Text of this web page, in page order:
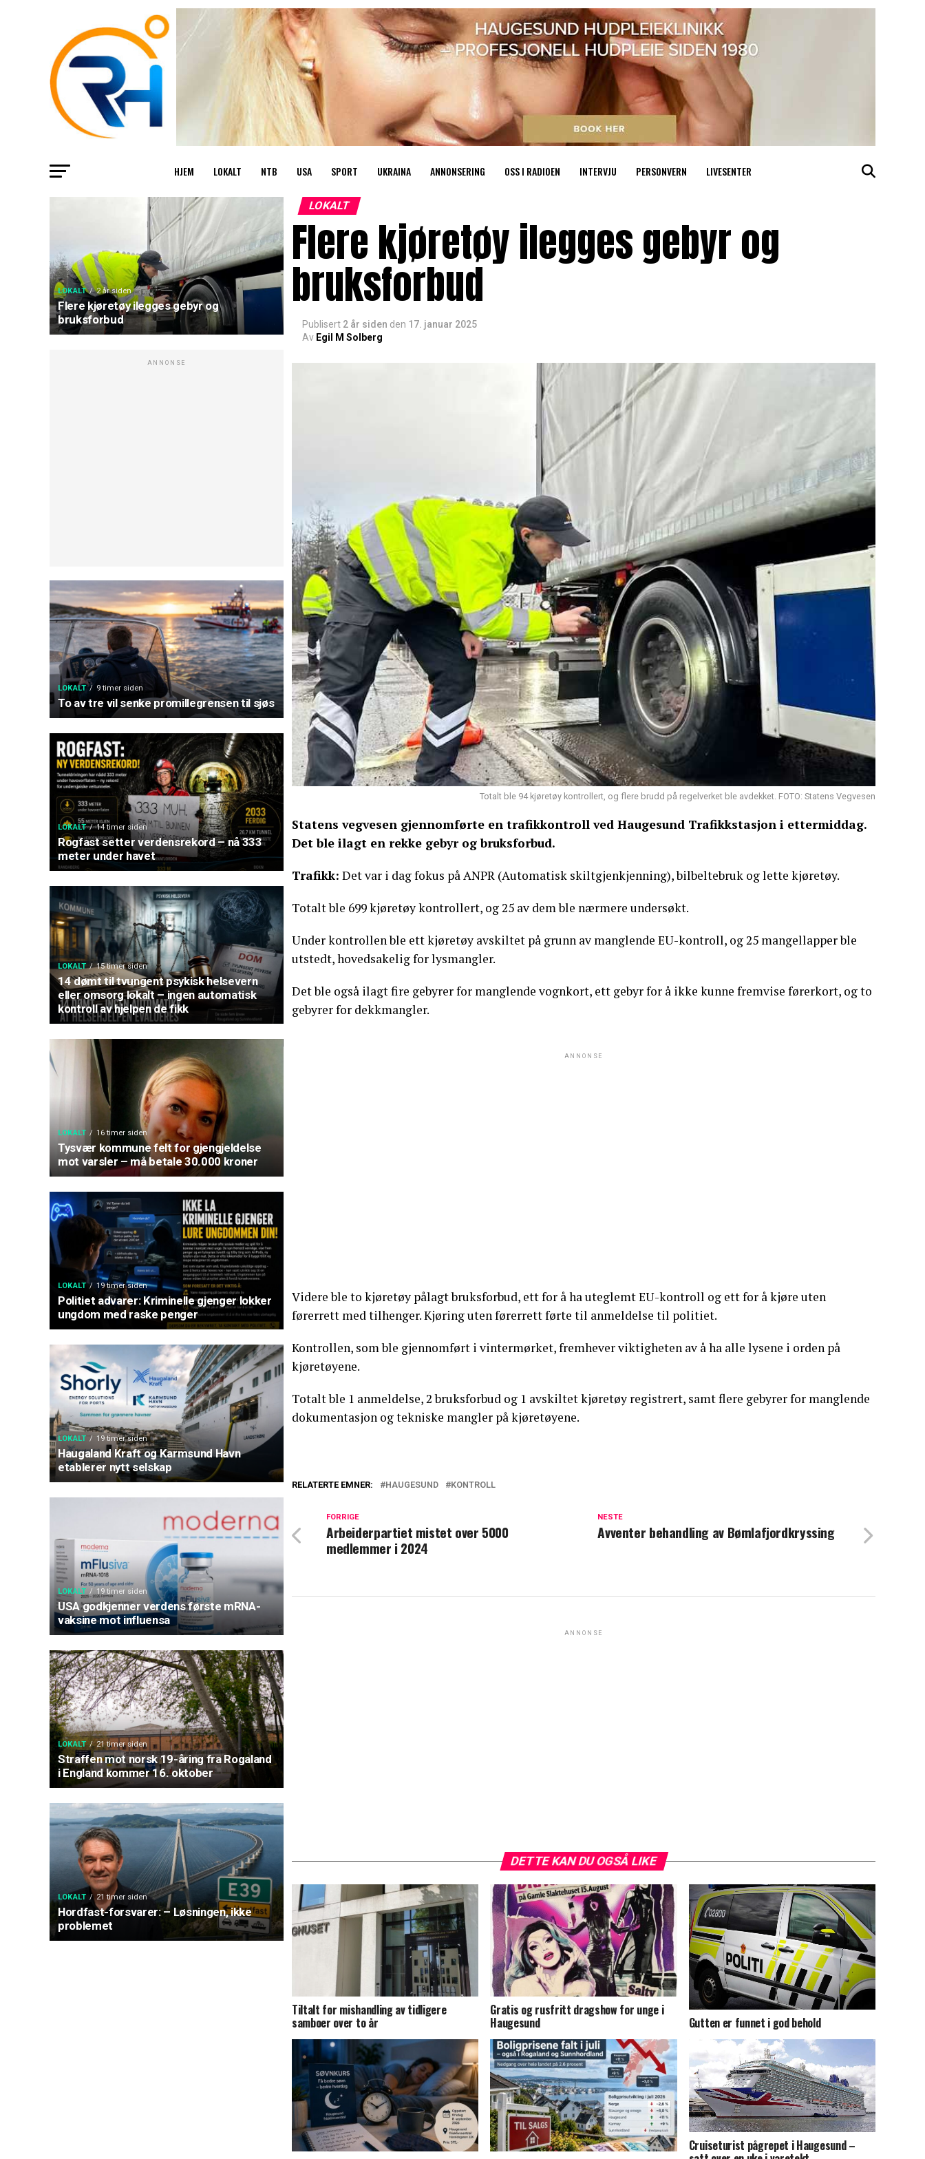
HJEM LOKALT NTB USA SPORT UKRAINA ANNONSERING OSS I RADIOEN INTERVJU PERSONVERN LIVESENTER
LOKALT 2 år siden
Flere kjøretøy ilegges gebyr og
bruksforbud
ANNONSE
LOKALT 9 timer siden
To av tre vil senke promillegrensen til sjøs
LOKALT 14 timer siden
Rogfast setter verdensrekord – nå 333
meter under havet
LOKALT 15 timer siden
14 dømt til tvungent psykisk helsevern
eller omsorg lokalt – ingen automatisk
kontroll av hjelpen de fikk
LOKALT 16 timer siden
Tysvær kommune felt for gjengjeldelse
mot varsler – må betale 30.000 kroner
LOKALT 19 timer siden
Politiet advarer: Kriminelle gjenger lokker
ungdom med raske penger
LOKALT 19 timer siden
Haugaland Kraft og Karmsund Havn
etablerer nytt selskap
LOKALT 19 timer siden
USA godkjenner verdens første mRNA-
vaksine mot influensa
LOKALT 21 timer siden
Straffen mot norsk 19-åring fra Rogaland
i England kommer 16. oktober
LOKALT 21 timer siden
Hordfast-forsvarer: – Løsningen, ikke
problemet
LOKALT
Flere kjøretøy ilegges gebyr og
bruksforbud
Publisert 2 år siden den 17. januar 2025
Av Egil M Solberg
Totalt ble 94 kjøretøy kontrollert, og flere brudd på regelverket ble avdekket. FOTO: Statens Vegvesen
Statens vegvesen gjennomførte en trafikkontroll ved Haugesund Trafikkstasjon i ettermiddag.
Det ble ilagt en rekke gebyr og bruksforbud.
Trafikk: Det var i dag fokus på ANPR (Automatisk skiltgjenkjenning), bilbeltebruk og lette kjøretøy.
Totalt ble 699 kjøretøy kontrollert, og 25 av dem ble nærmere undersøkt.
Under kontrollen ble ett kjøretøy avskiltet på grunn av manglende EU-kontroll, og 25 mangellapper ble
utstedt, hovedsakelig for lysmangler.
Det ble også ilagt fire gebyrer for manglende vognkort, ett gebyr for å ikke kunne fremvise førerkort, og to
gebyrer for dekkmangler.
ANNONSE
Videre ble to kjøretøy pålagt bruksforbud, ett for å ha uteglemt EU-kontroll og ett for å kjøre uten
førerrett med tilhenger. Kjøring uten førerrett førte til anmeldelse til politiet.
Kontrollen, som ble gjennomført i vintermørket, fremhever viktigheten av å ha alle lysene i orden på
kjøretøyene.
Totalt ble 1 anmeldelse, 2 bruksforbud og 1 avskiltet kjøretøy registrert, samt flere gebyrer for manglende
dokumentasjon og tekniske mangler på kjøretøyene.
RELATERTE EMNER: HAUGESUND KONTROLL
NESTE
Avventer behandling av Bømlafjordkryssing
FORRIGE
Arbeiderpartiet mistet over 5000
medlemmer i 2024
ANNONSE
DETTE KAN DU OGSÅ LIKE
Tiltalt for mishandling av tidligere
samboer over to år
Gratis og rusfritt dragshow for unge i
Haugesund Gutten er funnet i god behold
Cruiseturist pågrepet i Haugesund –